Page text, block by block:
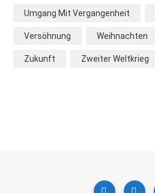
Umgang Mit Vergangenheit
Versöhnung Weihnachten
Zukunft Zweiter Weltkrieg